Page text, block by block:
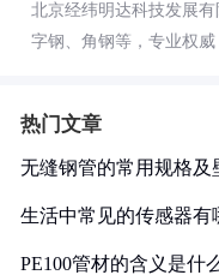
北京经纬明达科技发展
字钢、角钢等，专业权威
热门文章
无缝钢管的常用规格及
生活中常见的传感器有
PE100管材的含义是什